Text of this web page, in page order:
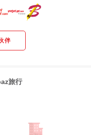
伴
旅行